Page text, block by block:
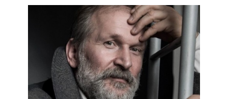
ВСІ ПЕРСОНИ